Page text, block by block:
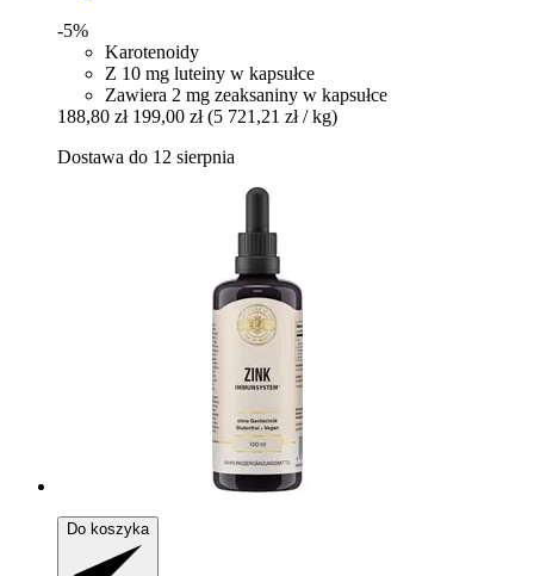
-5%
Karotenoidy
Z 10 mg luteiny w kapsułce
Zawiera 2 mg zeaksaniny w kapsułce
188,80 zł 199,00 zł (5 721,21 zł / kg)
Dostawa do 12 sierpnia
Do koszyka